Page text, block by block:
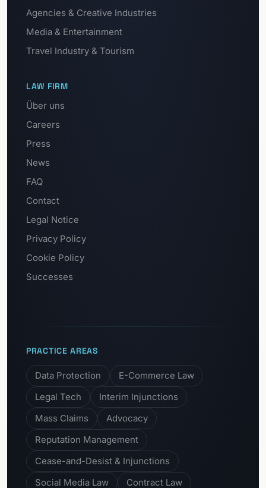
Agencies & Creative Industries
Media & Entertainment
Travel Industry & Tourism
LAW FIRM
Über uns
Careers
Press
News
FAQ
Contact
Legal Notice
Privacy Policy
Cookie Policy
Successes
PRACTICE AREAS
Data Protection
E-Commerce Law
Legal Tech
Interim Injunctions
Mass Claims
Advocacy
Reputation Management
Cease-and-Desist & Injunctions
Social Media Law
Contract Law